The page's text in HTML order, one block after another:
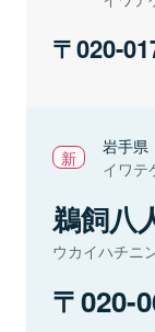
020-
岩手県
イワテ
鵜飼八
ウカイハチニ
020-